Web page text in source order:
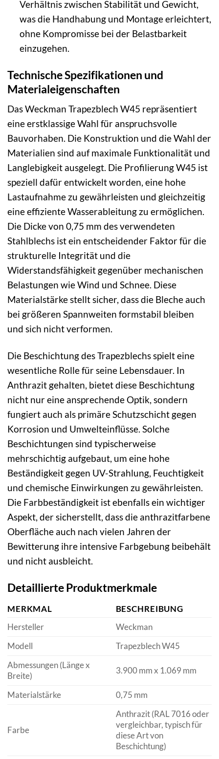
Verhältnis zwischen Stabilität und Gewicht,
was die Handhabung und Montage erleichtert,
ohne Kompromisse bei der Belastbarkeit
einzugehen.
Technische Spezifikationen und
Materialeigenschaften
Das Weckman Trapezblech W45 repräsentiert
eine erstklassige Wahl für anspruchsvolle
Bauvorhaben. Die Konstruktion und die Wahl der
Materialien sind auf maximale Funktionalität und
Langlebigkeit ausgelegt. Die Profilierung W45 ist
speziell dafür entwickelt worden, eine hohe
Lastaufnahme zu gewährleisten und gleichzeitig
eine effiziente Wasserableitung zu ermöglichen.
Die Dicke von 0,75 mm des verwendeten
Stahlblechs ist ein entscheidender Faktor für die
strukturelle Integrität und die
Widerstandsfähigkeit gegenüber mechanischen
Belastungen wie Wind und Schnee. Diese
Materialstärke stellt sicher, dass die Bleche auch
bei größeren Spannweiten formstabil bleiben
und sich nicht verformen.
Die Beschichtung des Trapezblechs spielt eine
wesentliche Rolle für seine Lebensdauer. In
Anthrazit gehalten, bietet diese Beschichtung
nicht nur eine ansprechende Optik, sondern
fungiert auch als primäre Schutzschicht gegen
Korrosion und Umwelteinflüsse. Solche
Beschichtungen sind typischerweise
mehrschichtig aufgebaut, um eine hohe
Beständigkeit gegen UV-Strahlung, Feuchtigkeit
und chemische Einwirkungen zu gewährleisten.
Die Farbbeständigkeit ist ebenfalls ein wichtiger
Aspekt, der sicherstellt, dass die anthrazitfarbene
Oberfläche auch nach vielen Jahren der
Bewitterung ihre intensive Farbgebung beibehält
und nicht ausbleicht.
Detaillierte Produktmerkmale
MERKMAL
BESCHREIBUNG
Hersteller
Weckman
Modell
Trapezblech W45
Abmessungen (Länge x
Breite)
3.900 mm x 1.069 mm
Materialstärke 0,75 mm
Farbe
Anthrazit (RAL 7016 oder
vergleichbar, typisch für
diese Art von
Beschichtung)